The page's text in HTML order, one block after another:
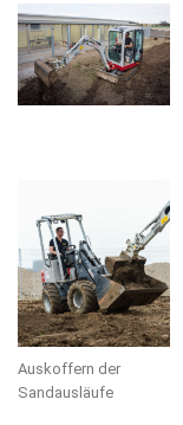
Auskoffern der
Sandausläufe